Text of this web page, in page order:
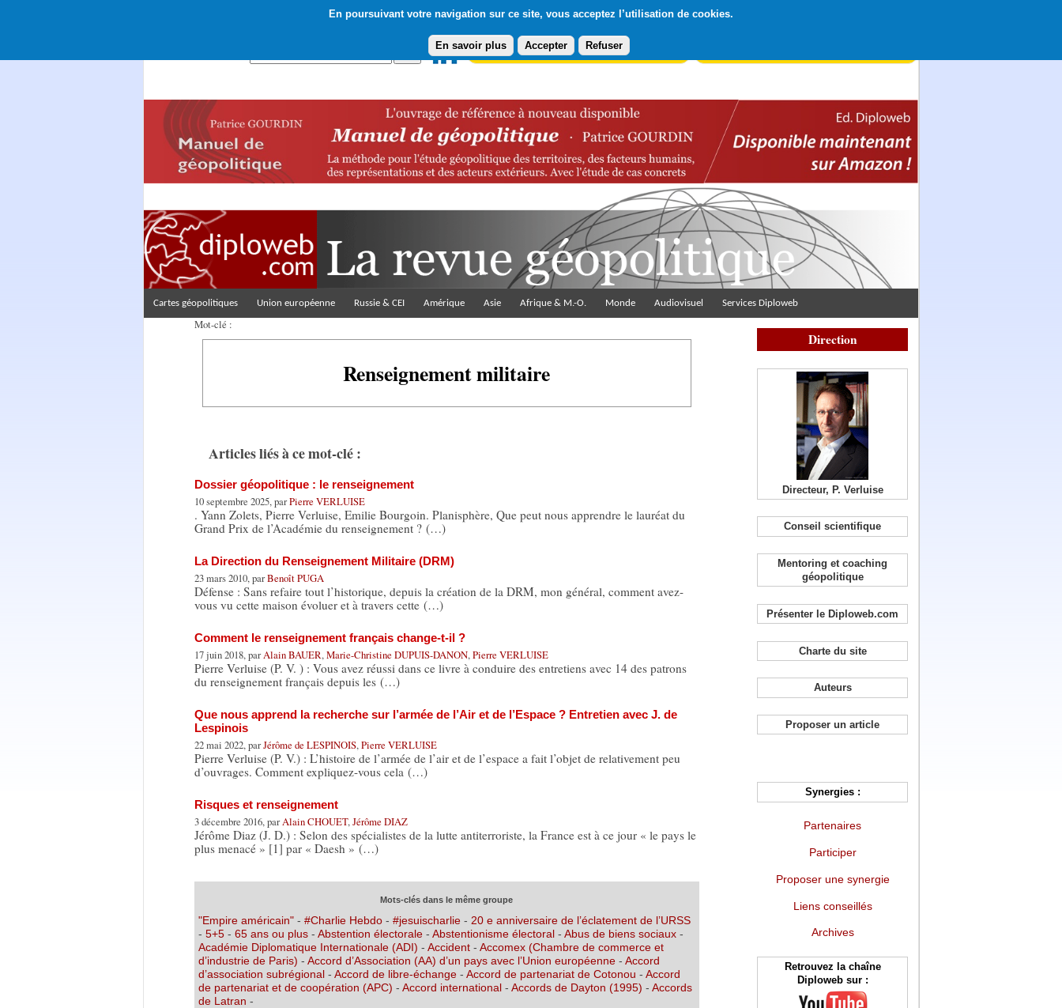
En poursuivant votre navigation sur ce site, vous acceptez l’utilisation de cookies.
En savoir plus Accepter Refuser
Abonnement gratuit à la Lettre du Diploweb
Cartes géopolitiques Union européenne Russie & CEI Amérique Asie Afrique & M.-O. Monde Audiovisuel Services Diploweb
Mot-clé :
Renseignement militaire
Articles liés à ce mot-clé :
Dossier géopolitique : le renseignement
10 septembre 2025, parPierre VERLUISE
. Yann Zolets, Pierre Verluise, Emilie Bourgoin. Planisphère, Que peut nous apprendre le lauréat du
Grand Prix de l’Académie du renseignement ? (…)
La Direction du Renseignement Militaire (DRM)
23 mars 2010, parBenoît PUGA
Défense : Sans refaire tout l’historique, depuis la création de la DRM, mon général, comment avez-
vous vu cette maison évoluer et à travers cette (…)
Comment le renseignement français change-t-il ?
17 juin 2018, parAlain BAUER,Marie-Christine DUPUIS-DANON,Pierre VERLUISE
Pierre Verluise (P. V. ) : Vous avez réussi dans ce livre à conduire des entretiens avec 14 des patrons
du renseignement français depuis les (…)
Que nous apprend la recherche sur l’armée de l’Air et de l’Espace ? Entretien avec J. de
Lespinois
22 mai 2022, parJérôme de LESPINOIS,Pierre VERLUISE
Pierre Verluise (P. V.) : L’histoire de l’armée de l’air et de l’espace a fait l’objet de relativement peu
d’ouvrages. Comment expliquez-vous cela (…)
Risques et renseignement
3 décembre 2016, parAlain CHOUET,Jérôme DIAZ
Jérôme Diaz (J. D.) : Selon des spécialistes de la lutte antiterroriste, la France est à ce jour « le pays le
plus menacé » [1] par « Daesh » (…)
Mots-clés dans le même groupe
"Empire américain"- #Charlie Hebdo- #jesuischarlie- 20 e anniversaire de l’éclatement de l’URSS
- 5+5- 65 ans ou plus- Abstention électorale- Abstentionisme électoral- Abus de biens sociaux-
Académie Diplomatique Internationale (ADI) - Accident- Accomex (Chambre de commerce et
d’industrie de Paris) - Accord d’Association (AA) d’un pays avec l’Union européenne- Accord
d’association subrégional- Accord de libre-échange- Accord de partenariat de Cotonou - Accord
de partenariat et de coopération (APC) - Accord international- Accords de Dayton (1995) - Accords
de Latran -
Direction
Directeur, P. Verluise
Conseil scientifique
Mentoring et coaching
géopolitique
Présenter le Diploweb.com
Charte du site
Auteurs
Proposer un article
Synergies :
Partenaires
Participer
Proposer une synergie
Liens conseillés
Archives
Retrouvez la chaîne
Diploweb sur :